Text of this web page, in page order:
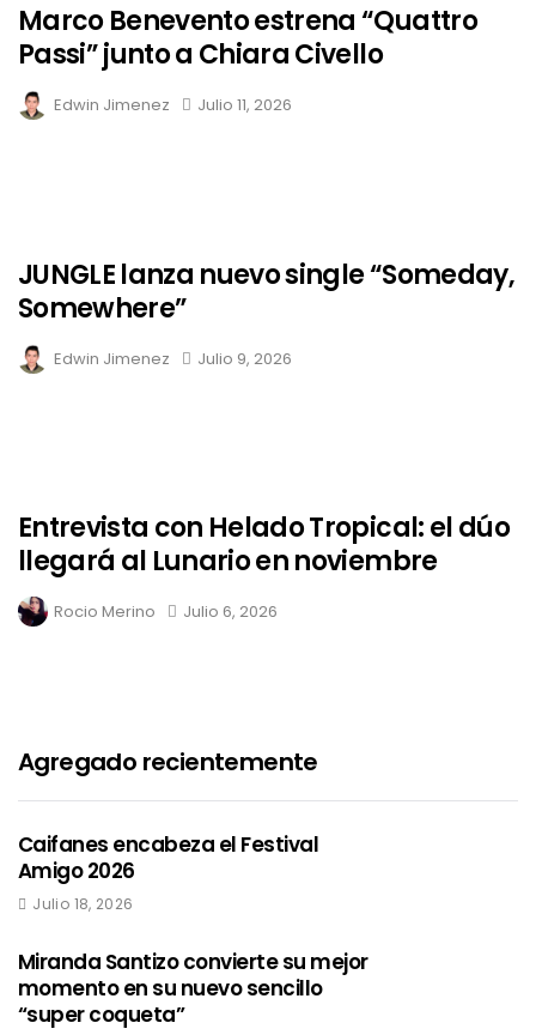
Marco Benevento estrena “Quattro
Passi” junto a Chiara Civello
Edwin Jimenez Julio 11, 2026
JUNGLE lanza nuevo single “Someday,
Somewhere”
Edwin Jimenez Julio 9, 2026
Entrevista con Helado Tropical: el dúo
llegará al Lunario en noviembre
Rocio Merino Julio 6, 2026
Agregado recientemente
Caifanes encabeza el Festival
Amigo 2026
Julio 18, 2026
Miranda Santizo convierte su mejor
momento en su nuevo sencillo
“super coqueta”